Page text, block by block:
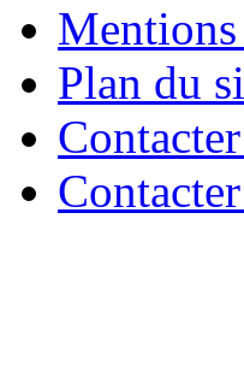
Mentions
Plan du